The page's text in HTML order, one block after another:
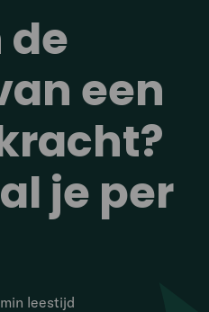
de
een
je per
leestijd